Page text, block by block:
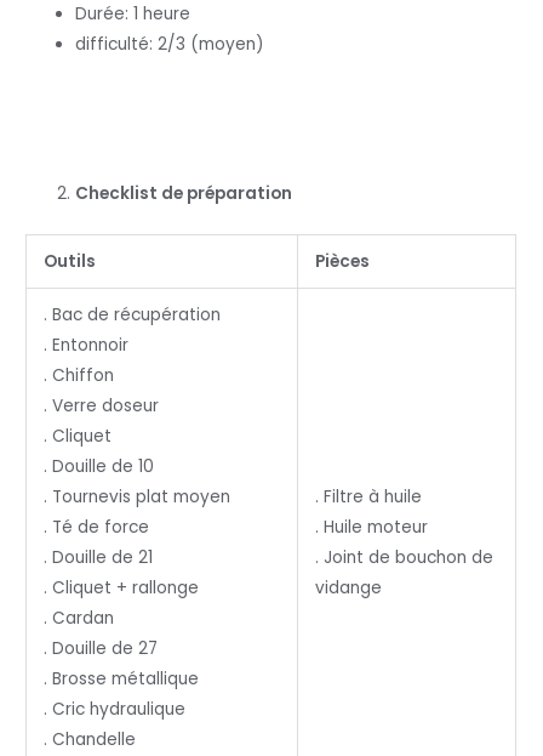
Durée: 1 heure
difficulté: 2/3 (moyen)
Checklist de préparation
Outils Pièces
. Bac de récupération
. Entonnoir
. Chiffon
. Verre doseur
. Cliquet
. Douille de 10
. Tournevis plat moyen
. Té de force
. Douille de 21
. Cliquet + rallonge
. Cardan
. Douille de 27
. Brosse métallique
. Cric hydraulique
. Chandelle
. Filtre à huile
. Huile moteur
. Joint de bouchon de
vidange